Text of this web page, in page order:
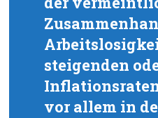
steigenden
vor allem in